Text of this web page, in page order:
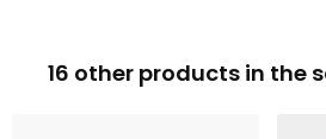
16 other products in the